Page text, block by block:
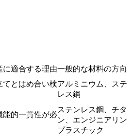
に適合する理由一般的な材料の方向
てとはめ合い検アルミニウム、ステ
レス鋼
能的一貫性が必
ステンレス鋼、チタ
ン、エンジニアリン
プラスチック